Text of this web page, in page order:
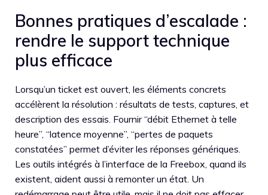
Bonnes pratiques d’escalade :
rendre le support technique
plus efficace
Lorsqu’un ticket est ouvert, les éléments concrets
accélèrent la résolution : résultats de tests, captures, et
description des essais. Fournir “débit Ethernet à telle
heure”, “latence moyenne”, “pertes de paquets
constatées” permet d’éviter les réponses génériques.
Les outils intégrés à l’interface de la Freebox, quand ils
existent, aident aussi à remonter un état. Un